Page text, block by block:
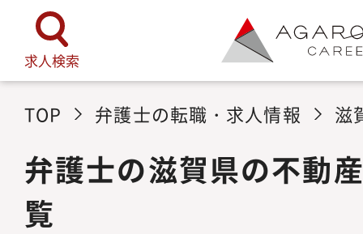
求人検索
TOP 弁護士の転職・求人情報 滋
弁護士の滋賀県の不動
覧